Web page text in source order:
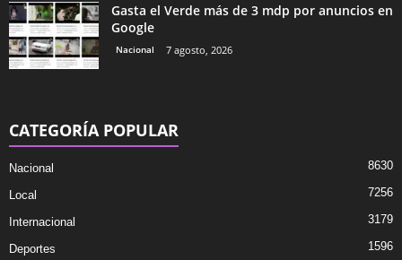
Gasta el Verde más de 3 mdp por anuncios en
Google
Nacional 7 agosto, 2026
CATEGORÍA POPULAR
Nacional 8630
Local 7256
Internacional 3179
Deportes 1596